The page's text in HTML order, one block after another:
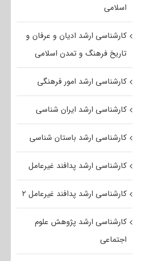
اسلامی
کارشناسی ارشد ادیان و عرفان و
تاریخ فرهنگ و تمدن اسلامی
کارشناسی ارشد امور فرهنگی
کارشناسی ارشد ایران شناسی
کارشناسی ارشد باستان شناسی
کارشناسی ارشد پدافند غیرعامل
کارشناسی ارشد پدافند غیرعامل ۲
کارشناسی ارشد پژوهش علوم
اجتماعی